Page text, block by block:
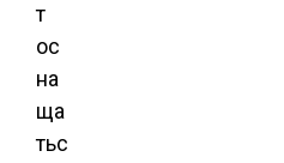
т
ос
на
ща
тьс